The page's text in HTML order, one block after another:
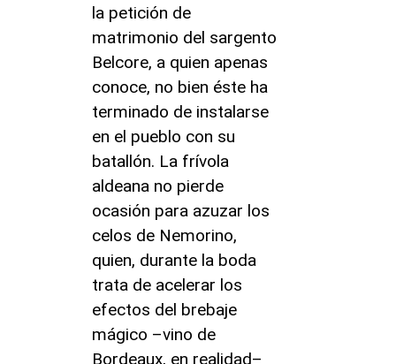
la petición de
matrimonio del sargento
Belcore, a quien apenas
conoce, no bien éste ha
terminado de instalarse
en el pueblo con su
batallón. La frívola
aldeana no pierde
ocasión para azuzar los
celos de Nemorino,
quien, durante la boda
trata de acelerar los
efectos del brebaje
mágico –vino de
Bordeaux, en realidad–